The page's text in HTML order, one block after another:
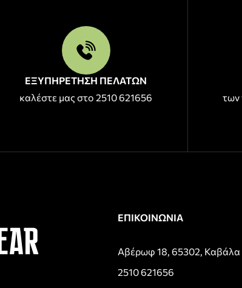
ΕΞΥΠΗΡΕΤΗΣΗ ΠΕΛΑΤΩΝ
καλέστε μας στο 2510 621656
των
ΕΠΙΚΟΙΝΩΝΙΑ
Αβέρωφ 18, 65302, Καβάλα
2510 621656